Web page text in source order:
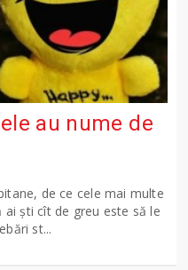
au nume de
de ce cele mai multe
ai şti cît de greu este să le
st...